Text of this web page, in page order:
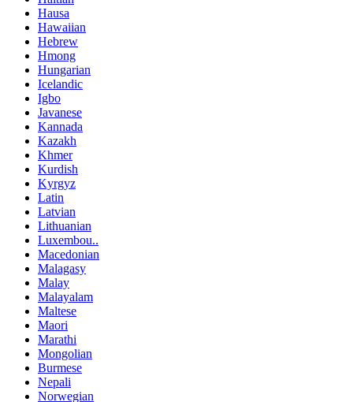
Hausa
Hawaiian
Hebrew
Hmong
Hungarian
Icelandic
Igbo
Javanese
Kannada
Kazakh
Khmer
Kurdish
Kyrgyz
Latin
Latvian
Lithuanian
Luxembou..
Macedonian
Malagasy
Malay
Malayalam
Maltese
Maori
Marathi
Mongolian
Burmese
Nepali
Norwegian